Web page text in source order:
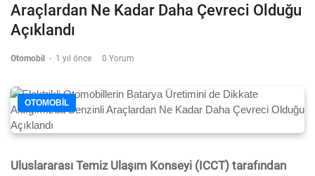
Araçlardan Ne Kadar Daha Çevreci Olduğu
Açıklandı
Otomobil - 1 yıl önce 0 Yorum
OTOMOBIL
Uluslararası Temiz Ulaşım Konseyi (ICCT) tarafından